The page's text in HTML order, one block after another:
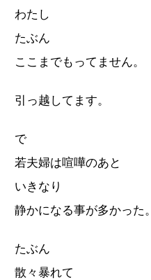
わたし
たぶん
ここまでもってません。
引っ越してます。
で
若夫婦は喧嘩のあと
いきなり
静かになる事が多かった。
たぶん
散々暴れて